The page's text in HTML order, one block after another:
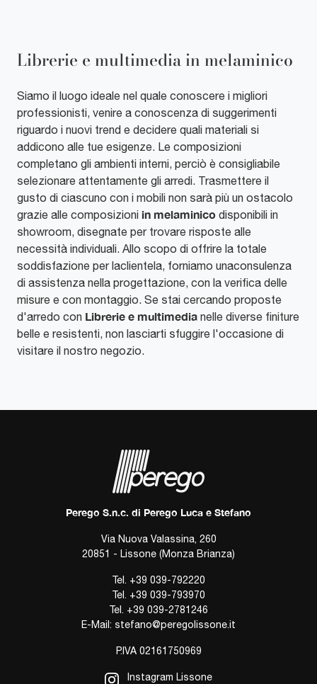
Librerie e multimedia in melaminico
Siamo il luogo ideale nel quale conoscere i migliori
professionisti, venire a conoscenza di suggerimenti
riguardo i nuovi trend e decidere quali materiali si
addicono alle tue esigenze. Le composizioni
completano gli ambienti interni, perciò è consigliabile
selezionare attentamente gli arredi. Trasmettere il
gusto di ciascuno con i mobili non sarà più un ostacolo
grazie alle composizioni in melaminico disponibili in
showroom, disegnate per trovare risposte alle
necessità individuali. Allo scopo di offrire la totale
soddisfazione per laclientela, forniamo unaconsulenza
di assistenza nella progettazione, con la verifica delle
misure e con montaggio. Se stai cercando proposte
d'arredo con Librerie e multimedia nelle diverse finiture
belle e resistenti, non lasciarti sfuggire l'occasione di
visitare il nostro negozio.
Perego S.n.c. di Perego Luca e Stefano
Via Nuova Valassina, 260
20851 - Lissone (Monza Brianza)
Tel. +39 039-792220
Tel. +39 039-793970
Tel. +39 039-2781246
E-Mail: stefano@peregolissone.it
P.IVA 02161750969
Instagram Lissone